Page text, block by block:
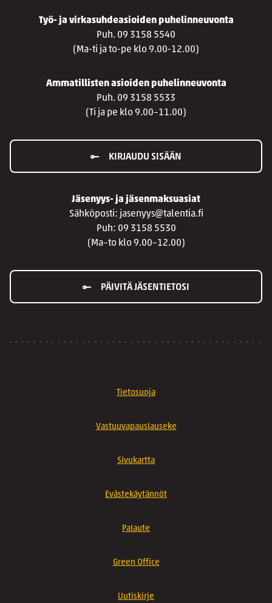
Työ- ja virkasuhdeasioiden puhelinneuvonta
Puh. 09 3158 5540
(Ma-ti ja to-pe klo 9.00-12.00)
Ammatillisten asioiden puhelinneuvonta
Puh. 09 3158 5533
(Ti ja pe klo 9.00–11.00)
KIRJAUDU SISÄÄN
Jäsenyys- ja jäsenmaksuasiat
Sähköposti: jasenyys@talentia.fi
Puh: 09 3158 5530
(Ma–to klo 9.00–12.00)
PÄIVITÄ JÄSENTIETOSI
Tietosuoja
Vastuuvapauslauseke
Sivukartta
Evästekäytännöt
Palaute
Green Office
Uutiskirje